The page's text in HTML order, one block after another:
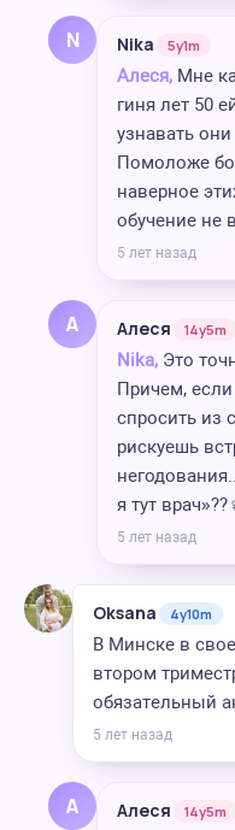
N Nika 5y1m
Алеся, Мне
гиня лет 50
узнавать
Помоложе
наверное
обучение не
5 лет назад
А Алеся 14y5m
Nika, Это
Причем,
спросить из
рискуешь
я тут
5 лет назад
Oksana 4y10m
В Минске в
втором
обязательный
5 лет назад
А Алеся 14y5m